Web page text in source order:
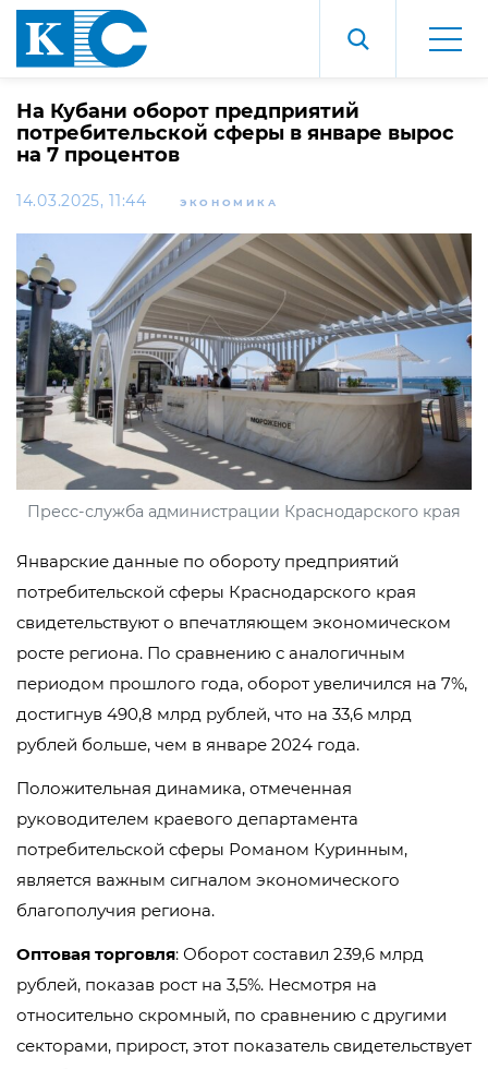
На Кубани оборот предприятий
потребительской сферы в январе вырос
на 7 процентов
14.03.2025, 11:44 ЭКОНОМИКА
Пресс-служба администрации Краснодарского края
Январские данные по обороту предприятий
потребительской сферы Краснодарского края
свидетельствуют о впечатляющем экономическом
росте региона. По сравнению с аналогичным
периодом прошлого года, оборот увеличился на 7%,
достигнув 490,8 млрд рублей, что на 33,6 млрд
рублей больше, чем в январе 2024 года.
Положительная динамика, отмеченная
руководителем краевого департамента
потребительской сферы Романом Куринным,
является важным сигналом экономического
благополучия региона.
Оптовая торговля: Оборот составил 239,6 млрд
рублей, показав рост на 3,5%. Несмотря на
относительно скромный, по сравнению с другими
секторами, прирост, этот показатель свидетельствует